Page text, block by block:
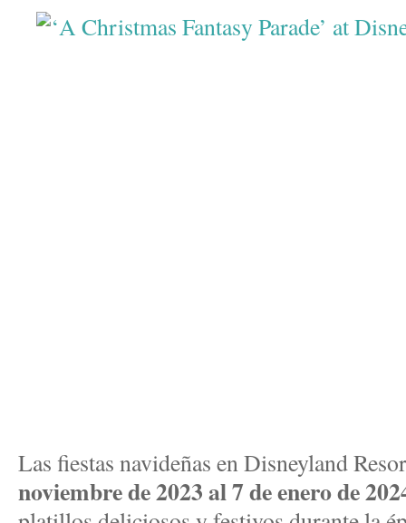
Las fiestas navideñas en Disneyland
noviembre de 2023 al 7 de enero de